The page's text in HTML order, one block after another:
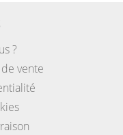
?
vente